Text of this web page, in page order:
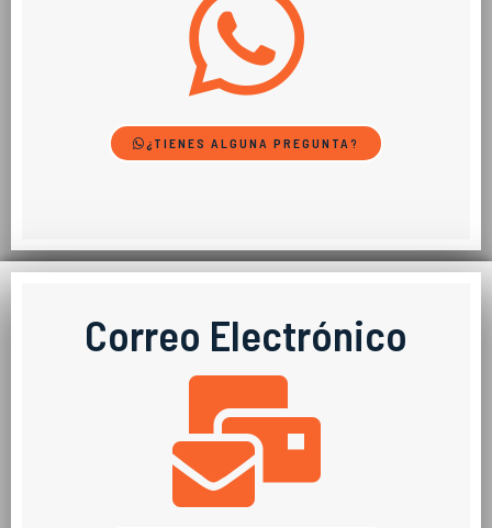
¿TIENES ALGUNA PREGUNTA?
Correo Electrónico